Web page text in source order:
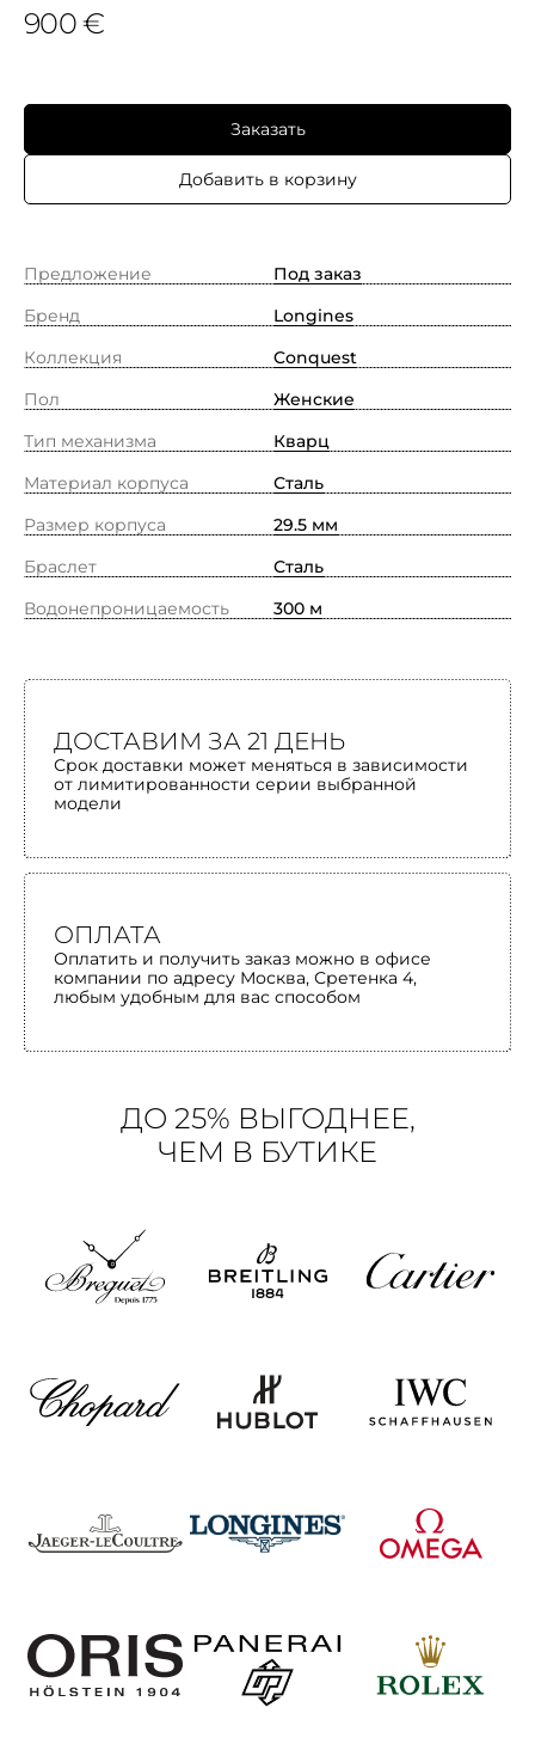
900 €
Заказать
Добавить в корзину
Предложение
Под заказ
Бренд
Longines
Коллекция
Conquest
Пол
Женские
Тип механизма
Кварц
Материал корпуса
Сталь
Размер корпуса
29.5 мм
Браслет
Сталь
Водонепроницаемость
300 м
ДОСТАВИМ ЗА 21 ДЕНЬ
Срок доставки может меняться в зависимости
от лимитированности серии выбранной
модели
ОПЛАТА
Оплатить и получить заказ можно в офисе
компании по адресу Москва, Сретенка 4,
любым удобным для вас способом
ДО 25% ВЫГОДНЕЕ,
ЧЕМ В БУТИКЕ